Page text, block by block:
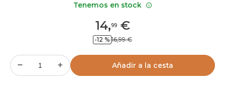
14,99€
-12 % 16,99 €
Añadir a la cesta